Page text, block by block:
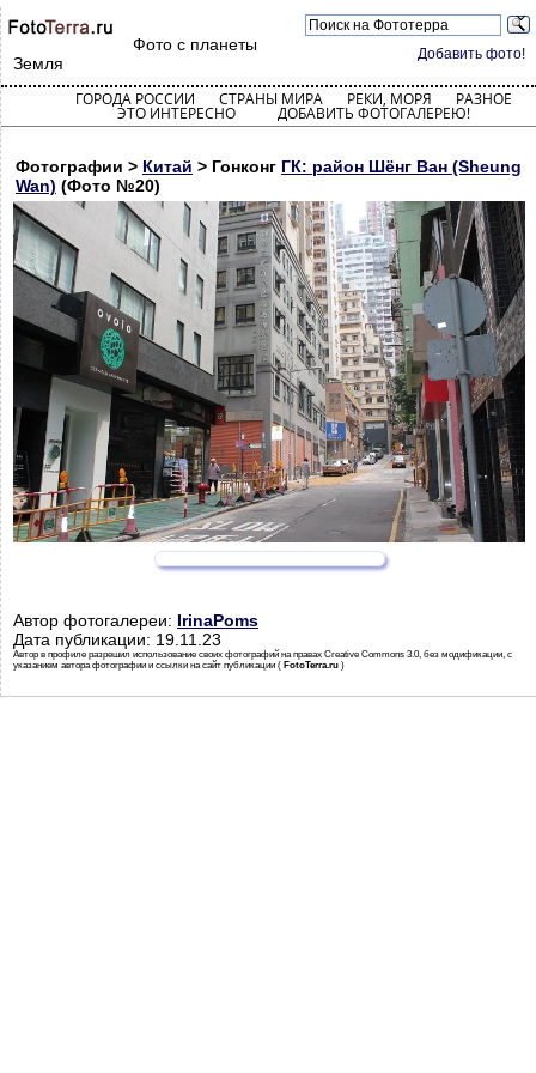
Добавить фото!
Фото с планеты
Земля
ГОРОДА РОССИИ СТРАНЫ МИРА РЕКИ, МОРЯ РАЗНОЕ
ЭТО ИНТЕРЕСНО ДОБАВИТЬ ФОТОГАЛЕРЕЮ!
Фотографии > Китай > Гонконг ГК: район Шёнг Ван (Sheung
Wan) (Фото №20)
Автор фотогалереи: IrinaPoms
Дата публикации: 19.11.23
Автор в профиле разрешил использование своих фотографий на правах Creative Commons 3.0, без модификации, с
указанием автора фотографии и ссылки на сайт публикации ( FotoTerra.ru )